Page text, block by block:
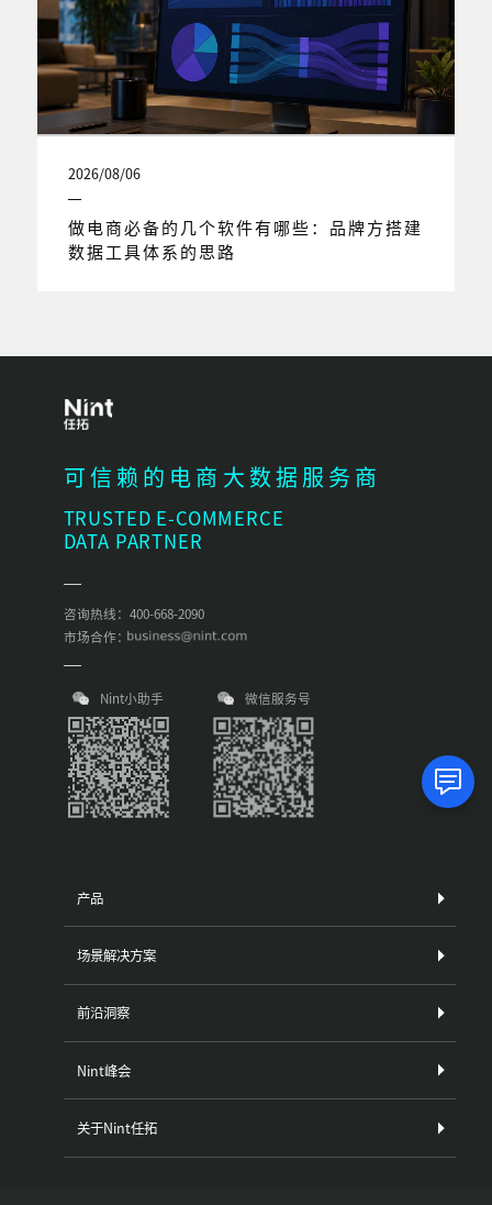
2026/08/06
做电商必备的几个软件有哪些：品牌方搭建
数据工具体系的思路
可信赖的电商大数据服务商
TRUSTED E-COMMERCE
DATA PARTNER
咨询热线：400-668-2090
市场合作：
Nint小助手 微信服务号
产品
场景解决方案
前沿洞察
Nint峰会
关于Nint任拓